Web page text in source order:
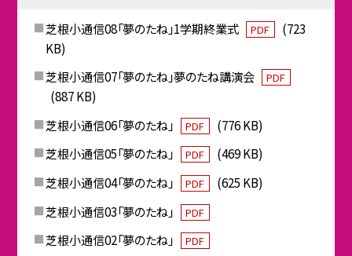
芝根小通信08「夢のたね」1学期終業式 PDF
(723
KB)
芝根小通信07「夢のたね」夢のたね講演会
PDF
(887 KB)
芝根小通信06「夢のたね」
PDF
(776 KB)
芝根小通信05「夢のたね」
PDF
(469 KB)
芝根小通信04「夢のたね」
PDF
(625 KB)
芝根小通信03「夢のたね」
PDF
芝根小通信02「夢のたね」 PDF